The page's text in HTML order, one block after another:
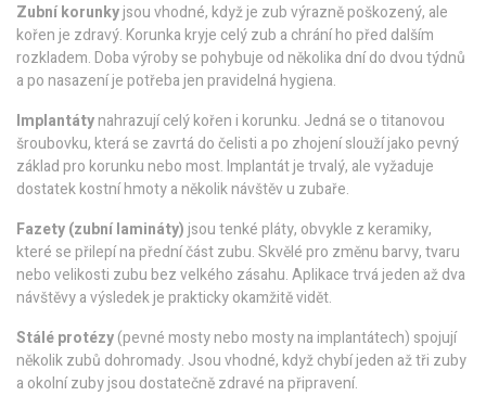
Zubní korunkyjsou vhodné, když je zub výrazně poškozený, ale
kořen je zdravý. Korunka kryje celý zub a chrání ho před dalším
rozkladem. Doba výroby se pohybuje od několika dní do dvou týdnů
a po nasazení je potřeba jen pravidelná hygiena.
Implantátynahrazují celý kořen i korunku. Jedná se o titanovou
šroubovku, která se zavrtá do čelisti a po zhojení slouží jako pevný
základ pro korunku nebo most. Implantát je trvalý, ale vyžaduje
dostatek kostní hmoty a několik návštěv u zubaře.
Fazety (zubní lamináty)jsou tenké pláty, obvykle z keramiky,
které se přilepí na přední část zubu. Skvělé pro změnu barvy, tvaru
nebo velikosti zubu bez velkého zásahu. Aplikace trvá jeden až dva
návštěvy a výsledek je prakticky okamžitě vidět.
Stálé protézy(pevné mosty nebo mosty na implantátech) spojují
několik zubů dohromady. Jsou vhodné, když chybí jeden až tři zuby
a okolní zuby jsou dostatečně zdravé na připravení.